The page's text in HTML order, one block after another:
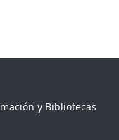
y Bibliotecas